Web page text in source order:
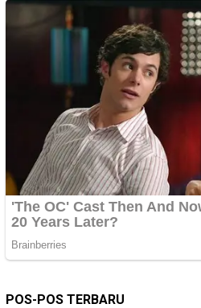
POS-POS TERBARU